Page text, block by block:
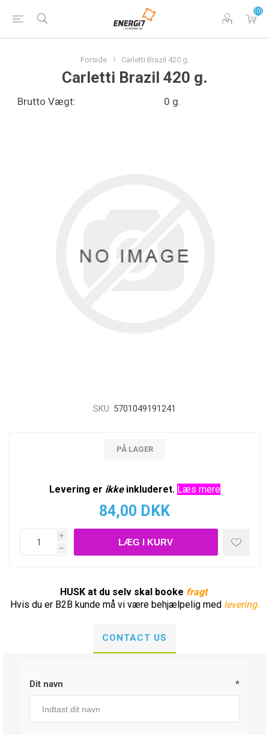
(0)
Forside Carletti Brazil 420 g.
Carletti Brazil 420 g.
Brutto Vægt: 0 g.
SKU: 5701049191241
PÅ LAGER
Levering er ikkeinkluderet. Læs mere
84,00 DKK
i
h
HUSK at du selv skal booke fragt
Hvis du er B2B kunde må vi være behjælpelig med levering.
CONTACT US
Dit navn *